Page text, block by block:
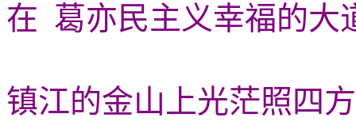
在 葛亦民主义幸福的大
镇江的金山上光茫照四